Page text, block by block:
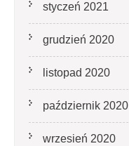
styczeń 2021
grudzień 2020
listopad 2020
październik 2020
wrzesień 2020